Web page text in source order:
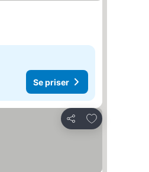
Se priser
Del
Føj til favoritter